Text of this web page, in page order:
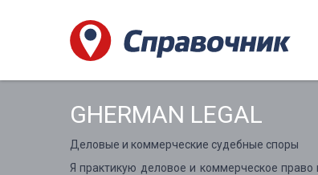
GHERMAN LEGAL
Деловые и коммерческие судебные споры
Я практикую деловое и коммерческое